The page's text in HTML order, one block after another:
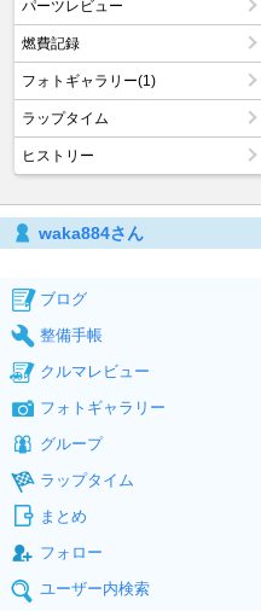
パーツレビュー
燃費記録
フォトギャラリー(1)
ラップタイム
ヒストリー
waka884さん
ブログ
整備手帳
クルマレビュー
フォトギャラリー
グループ
ラップタイム
まとめ
フォロー
ユーザー内検索